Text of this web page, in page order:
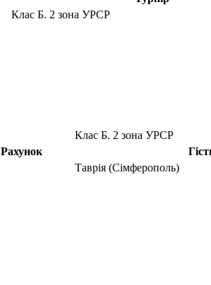
Клас Б. 2 зона УРСР
Клас Б. 2 зона УРСР
Рахунок
Таврія (Сімферополь)